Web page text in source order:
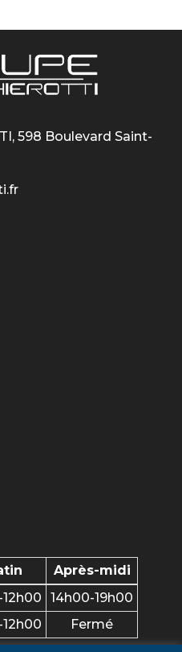
598 Boulevard Saint-
Après-midi
14h00-19h00
Fermé